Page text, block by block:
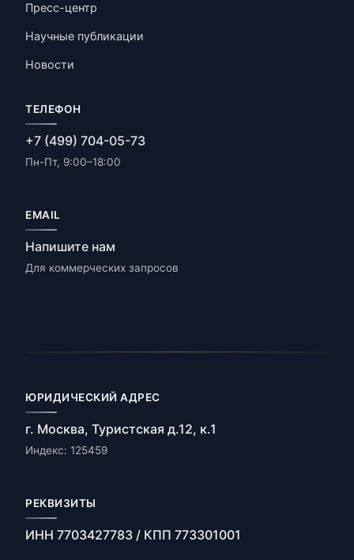
Пресс-центр
Научные публикации
Новости
ТЕЛЕФОН
+7 (499) 704-05-73
Пн-Пт, 9:00–18:00
EMAIL
Напишите нам
Для коммерческих запросов
ЮРИДИЧЕСКИЙ АДРЕС
г. Москва, Туристская д.12, к.1
Индекс: 125459
РЕКВИЗИТЫ
ИНН 7703427783 / КПП 773301001